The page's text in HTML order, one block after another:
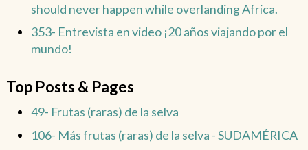
should never happen while overlanding Africa.
353- Entrevista en video ¡20 años viajando por el
mundo!
Top Posts & Pages
49- Frutas (raras) de la selva
106- Más frutas (raras) de la selva - SUDAMÉRICA